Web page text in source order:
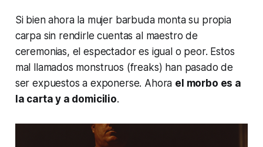
Si bien ahora la mujer barbuda monta su propia
carpa sin rendirle cuentas al maestro de
ceremonias, el espectador es igual o peor. Estos
mal llamados monstruos (freaks) han pasado de
ser expuestos a exponerse. Ahora el morbo es a
la carta y a domicilio.